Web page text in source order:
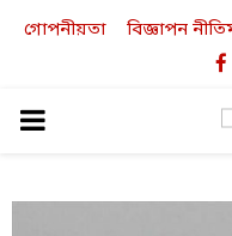
গোপনীয়তা বিজ্ঞাপন
PRIMARY